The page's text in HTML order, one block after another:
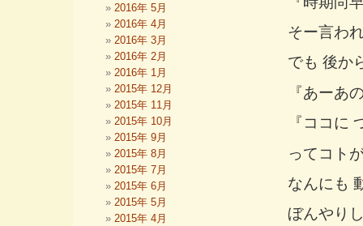
そー言わ
でも 後か
『あーあ
『ココに
ってコト
なんにも
ぼんやり
2016年 5月
2016年 4月
2016年 3月
2016年 2月
2016年 1月
2015年 12月
2015年 11月
2015年 10月
2015年 9月
2015年 8月
2015年 7月
2015年 6月
2015年 5月
2015年 4月